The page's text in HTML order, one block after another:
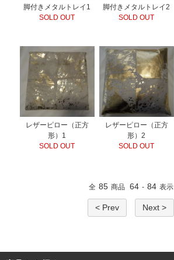
脚付きメタルトレイ1
SOLD OUT
脚付きメタルトレイ2
SOLD OUT
レザーピロー（正方
形）1
SOLD OUT
レザーピロー（正方
形）2
SOLD OUT
全 85 商品 64 - 84 表示
< Prev Next >